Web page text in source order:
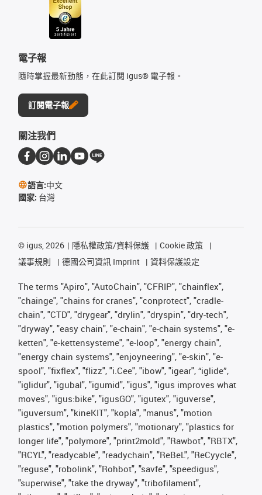
電子報
隨時掌握最新動態，在此訂閱 igus® 電子報。
訂閱電子報
關注我們
語言:中文
國家: 台灣
© igus, 2026 隱私權政策/資料保護
Cookie 政策
議事規則
德國公司資訊 Imprint 資料保護設定
The terms "Apiro", "AutoChain", "CFRIP", "chainflex",
"chainge", "chains for cranes", "conprotect", "cradle-
chain", "CTD", "drygear", "drylin", "dryspin", "dry-tech",
"dryway", "easy chain", "e-chain", "e-chain systems", "e-
ketten", "e-kettensysteme", "e-loop", "energy chain",
"energy chain systems", "enjoyneering", "e-skin", "e-
spool", "fixflex", "flizz", "i.Cee", "ibow", "igear", “iglide”,
"iglidur", "igubal", "igumid", "igus", "igus improves what
moves", "igus:bike", "igusGO", "igutex", "iguverse",
"iguversum", "kineKIT", "kopla", "manus", "motion
plastics", "motion polymers", "motionary", "plastics for
longer life", "polymore", "print2mold", "Rawbot", "RBTX",
"RCYL", "readycable", "readychain", "ReBeL", "ReCyycle",
"reguse", "robolink", "Rohbot", "savfe", "speedigus",
"superwise", "take the dryway", "tribofilament",